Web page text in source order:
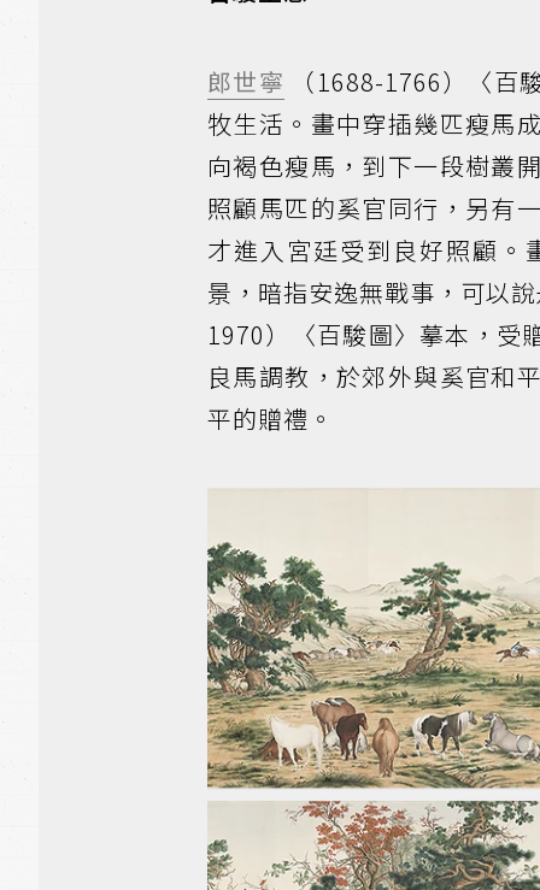
郎世寧 （1688-1766）〈百
牧生活。畫中穿插幾匹瘦馬
向褐色瘦馬，到下一段樹叢
照顧馬匹的奚官同行，另有
才進入宮廷受到良好照顧
景，暗指安逸無戰事，可以
1970）〈百駿圖〉摹本，受
良馬調教，於郊外與奚官和
平的贈禮。